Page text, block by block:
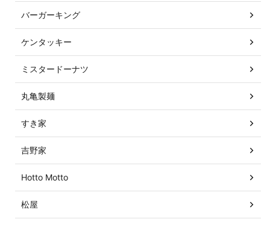
バーガーキング
ケンタッキー
ミスタードーナツ
丸亀製麺
すき家
吉野家
Hotto Motto
松屋